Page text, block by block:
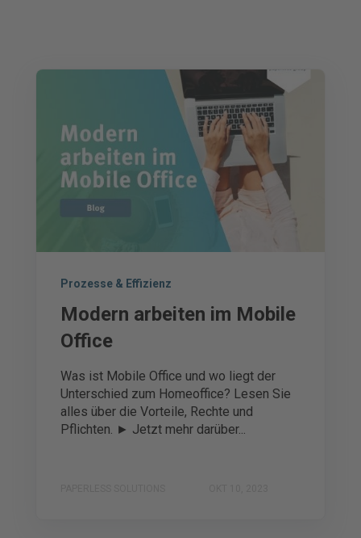
Prozesse & Effizienz
Modern arbeiten im Mobile
Office
Was ist Mobile Office und wo liegt der
Unterschied zum Homeoffice? Lesen Sie
alles über die Vorteile, Rechte und
Pflichten. ► Jetzt mehr darüber...